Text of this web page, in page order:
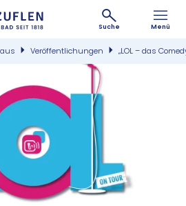
Suche Menü
Veröffentlichungen „LOL – das